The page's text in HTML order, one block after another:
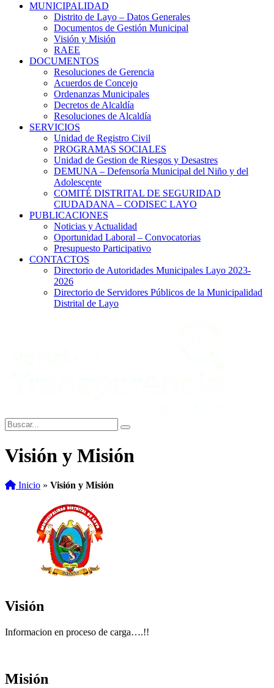
MUNICIPALIDAD
Distrito de Layo – Datos Generales
Documentos de Gestión Municipal
Visión y Misión
RAEE
DOCUMENTOS
Resoluciones de Gerencia
Acuerdos de Concejo
Ordenanzas Municipales
Decretos de Alcaldía
Resoluciones de Alcaldía
SERVICIOS
Unidad de Registro Civil
PROGRAMAS SOCIALES
Unidad de Gestion de Riesgos y Desastres
DEMUNA – Defensoría Municipal del Niño y del
Adolescente
COMITÉ DISTRITAL DE SEGURIDAD
CIUDADANA – CODISEC LAYO
PUBLICACIONES
Noticias y Actualidad
Oportunidad Laboral – Convocatorias
Presupuesto Participativo
CONTACTOS
Directorio de Autoridades Municipales Layo 2023-
2026
Directorio de Servidores Públicos de la Municipalidad
Distrital de Layo
Visión y Misión
Inicio » Visión y Misión
Visión
Informacion en proceso de carga….!!
Misión